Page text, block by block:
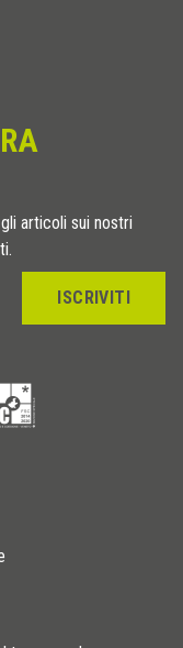
articoli sui nostri
ISCRIVITI